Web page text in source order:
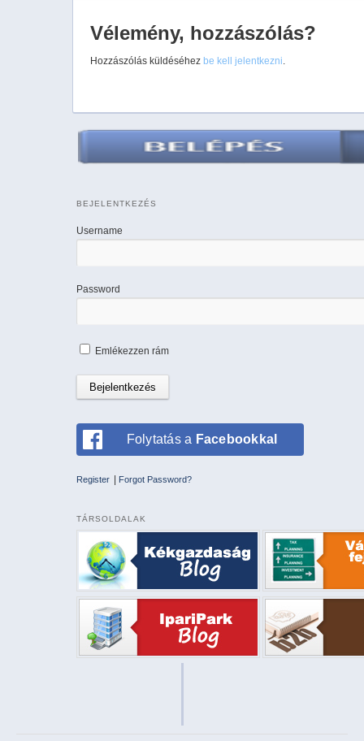
Vélemény, hozzászólás?
Hozzászólás küldéséhez be kell jelentkezni.
BEJELENTKEZÉS
Username
Password
Emlékezzen rám
Folytatás a Facebookkal
Register Forgot Password?
TÁRSOLDALAK